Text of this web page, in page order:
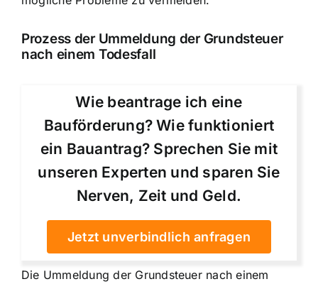
Prozess der Ummeldung der Grundsteuer
nach einem Todesfall
Wie beantrage ich eine
Bauförderung? Wie funktioniert
ein Bauantrag? Sprechen Sie mit
unseren Experten und sparen Sie
Nerven, Zeit und Geld.
Jetzt unverbindlich anfragen
Die Ummeldung der Grundsteuer nach einem